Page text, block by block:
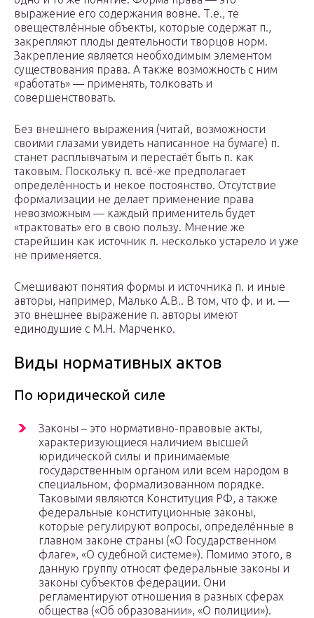
выражение его содержания вовне. Т.е., те
овеществлённые объекты, которые содержат п.,
закрепляют плоды деятельности творцов норм.
Закрепление является необходимым элементом
существования права. А также возможность с ним
«работать» — применять, толковать и
совершенствовать.
Без внешнего выражения (читай, возможности
своими глазами увидеть написанное на бумаге) п.
станет расплывчатым и перестаёт быть п. как
таковым. Поскольку п. всё-же предполагает
определённость и некое постоянство. Отсутствие
формализации не делает применение права
невозможным — каждый применитель будет
«трактовать» его в свою пользу. Мнение же
старейшин как источник п. несколько устарело и уже
не применяется.
Смешивают понятия формы и источника п. и иные
авторы, например, Малько А.В.. В том, что ф. и и. —
это внешнее выражение п. авторы имеют
единодушие с М.Н. Марченко.
Виды нормативных актов
По юридической силе
Законы – это нормативно-правовые акты,
характеризующиеся наличием высшей
юридической силы и принимаемые
государственным органом или всем народом в
специальном, формализованном порядке.
Таковыми являются Конституция РФ, а также
федеральные конституционные законы,
которые регулируют вопросы, определённые в
главном законе страны («О Государственном
флаге», «О судебной системе»). Помимо этого, в
данную группу относят федеральные законы и
законы субъектов федерации. Они
регламентируют отношения в разных сферах
общества («Об образовании», «О полиции»).